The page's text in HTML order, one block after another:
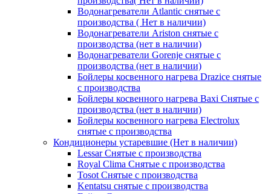
Водонагреватели Atlantic снятые с
производства ( Нет в наличии)
Водонагреватели Ariston снятые с
производства (нет в наличии)
Водонагреватели Gorenje снятые с
производства (нет в наличии)
Бойлеры косвенного нагрева Drazice снятые
с производства
Бойлеры косвенного нагрева Baxi Снятые с
производства (нет в наличии)
Бойлеры косвенного нагрева Electrolux
снятые с производства
Кондиционеры устаревшие (Нет в наличии)
Lessar Снятые с производства
Royal Clima Снятые с производства
Tosot Снятые с производства
Kentatsu снятые с производства